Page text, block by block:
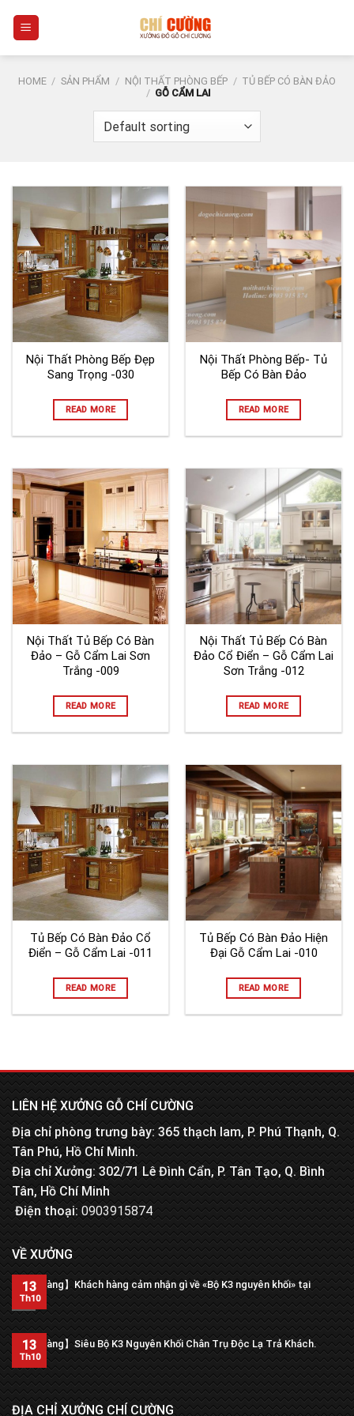
HOME / SẢN PHẨM / NỘI THẤT PHÒNG BẾP / TỦ BẾP CÓ BÀN ĐẢO
/ GỖ CẨM LAI
Nội Thất Phòng Bếp Đẹp
Sang Trọng -030
READ MORE
Nội Thất Phòng Bếp- Tủ
Bếp Có Bàn Đảo
READ MORE
Nội Thất Tủ Bếp Có Bàn
Đảo – Gỗ Cẩm Lai Sơn
Trắng -009
READ MORE
Nội Thất Tủ Bếp Có Bàn
Đảo Cổ Điển – Gỗ Cẩm Lai
Sơn Trắng -012
READ MORE
Tủ Bếp Có Bàn Đảo Cổ
Điển – Gỗ Cẩm Lai -011
READ MORE
Tủ Bếp Có Bàn Đảo Hiện
Đại Gỗ Cẩm Lai -010
READ MORE
LIÊN HỆ XƯỞNG GỖ CHÍ CƯỜNG
Địa chỉ phòng trưng bày: 365 thạch lam, P. Phú Thạnh, Q.
Tân Phú, Hồ Chí Minh.
Địa chỉ Xưởng: 302/71 Lê Đình Cẩn, P. Tân Tạo, Q. Bình
Tân, Hồ Chí Minh
Điện thoại:0903915874
VỀ XƯỞNG
【Trả hàng】Khách hàng cảm nhận gì về «Bộ K3 nguyên khối» tại
xưởng?
13
Th10
【Trả hàng】Siêu Bộ K3 Nguyên Khối Chân Trụ Độc Lạ Trả Khách.
13
Th10
ĐỊA CHỈ XƯỞNG CHÍ CƯỜNG